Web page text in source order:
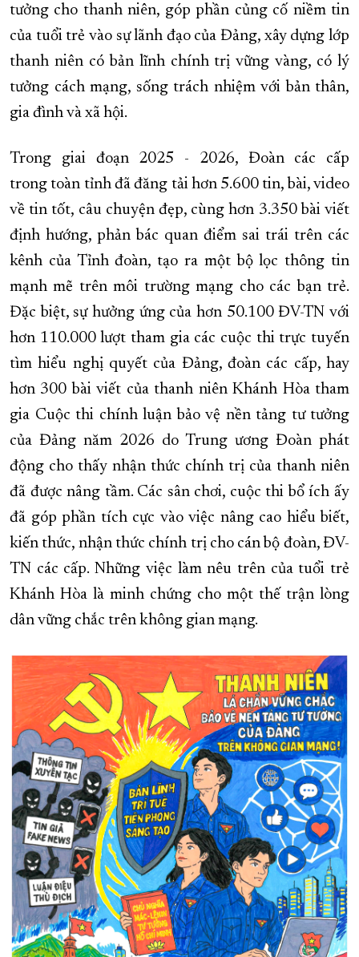
tưởng cho thanh niên, góp phần củng cố niềm tin
của tuổi trẻ vào sự lãnh đạo của Đảng, xây dựng lớp
thanh niên có bản lĩnh chính trị vững vàng, có lý
tưởng cách mạng, sống trách nhiệm với bản thân,
gia đình và xã hội.
Trong giai đoạn 2025 - 2026, Đoàn các cấp
trong toàn tỉnh đã đăng tải hơn 5.600 tin, bài, video
về tin tốt, câu chuyện đẹp, cùng hơn 3.350 bài viết
định hướng, phản bác quan điểm sai trái trên các
kênh của Tỉnh đoàn, tạo ra một bộ lọc thông tin
mạnh mẽ trên môi trường mạng cho các bạn trẻ.
Đặc biệt, sự hưởng ứng của hơn 50.100 ĐV-TN với
hơn 110.000 lượt tham gia các cuộc thi trực tuyến
tìm hiểu nghị quyết của Đảng, đoàn các cấp, hay
hơn 300 bài viết của thanh niên Khánh Hòa tham
gia Cuộc thi chính luận bảo vệ nền tảng tư tưởng
của Đảng năm 2026 do Trung ương Đoàn phát
động cho thấy nhận thức chính trị của thanh niên
đã được nâng tầm. Các sân chơi, cuộc thi bổ ích ấy
đã góp phần tích cực vào việc nâng cao hiểu biết,
kiến thức, nhận thức chính trị cho cán bộ đoàn, ĐV-
TN các cấp. Những việc làm nêu trên của tuổi trẻ
Khánh Hòa là minh chứng cho một thế trận lòng
dân vững chắc trên không gian mạng.